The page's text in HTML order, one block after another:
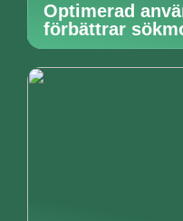
Optimerad
förbättrar